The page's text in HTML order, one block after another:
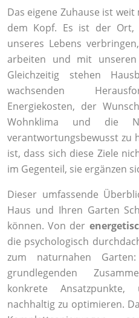
Das eigene Zuhause ist
dem Kopf. Es ist der
unseres Lebens
arbeiten und mit
Gleichzeitig stehen
wachsenden
Energiekosten, der
Wohnklima und die
verantwortungsbewusst zu
ist, dass sich diese Ziele
im Gegenteil, sie ergänzen
Dieser umfassende
Haus und Ihren Garten
können. Von der
die psychologisch
zum naturnahen
grundlegenden
konkrete
nachhaltig zu optimieren.